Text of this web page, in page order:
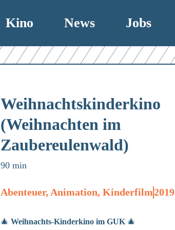
Kino News Jobs
Weihnachtskinderkino
(Weihnachten im
Zaubereulenwald)
90 min
Abenteuer, Animation, Kinderfilm2019
🎄 Weihnachts-Kinderkino im GUK🎄